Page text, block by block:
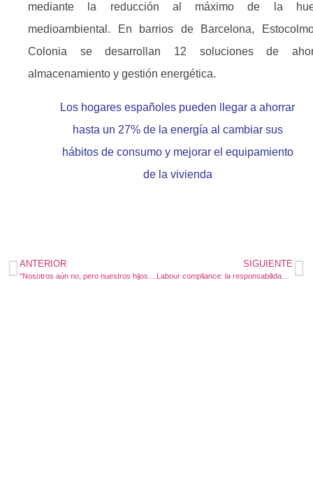
mediante la reducción al máximo de la
medioambiental. En barrios de Barcelona,
Colonia se desarrollan 12 soluciones de
almacenamiento y gestión energética.
Los hogares españoles pueden llegar a ahorrar
hasta un 27% de la energía al cambiar sus
hábitos de consumo y mejorar el equipamiento
de la vivienda
ANTERIOR SIGUIENTE
Labour compliance: la responsabilidad de la empresa ante el ciberacoso laboral